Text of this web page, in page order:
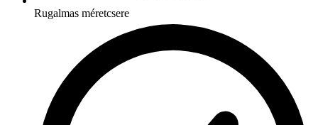
Rugalmas méretcsere